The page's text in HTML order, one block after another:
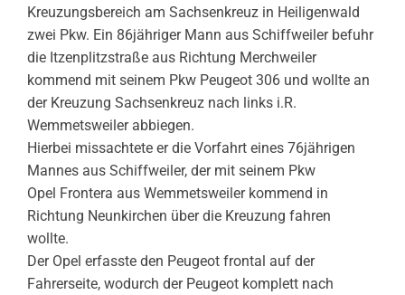
Kreuzungsbereich am Sachsenkreuz in Heiligenwald
zwei Pkw. Ein 86jähriger Mann aus Schiffweiler befuhr
die Itzenplitzstraße aus Richtung Merchweiler
kommend mit seinem Pkw Peugeot 306 und wollte an
der Kreuzung Sachsenkreuz nach links i.R.
Wemmetsweiler abbiegen.
Hierbei missachtete er die Vorfahrt eines 76jährigen
Mannes aus Schiffweiler, der mit seinem Pkw
Opel Frontera aus Wemmetsweiler kommend in
Richtung Neunkirchen über die Kreuzung fahren
wollte.
Der Opel erfasste den Peugeot frontal auf der
Fahrerseite, wodurch der Peugeot komplett nach